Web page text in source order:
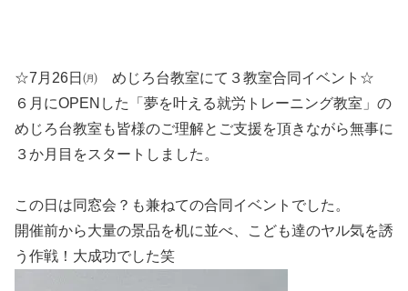
☆7月26日㈪ めじろ台教室にて３教室合同イベント☆
６月にOPENした「夢を叶える就労トレーニング教室」の
めじろ台教室も皆様のご理解とご支援を頂きながら無事に
３か月目をスタートしました。
この日は同窓会？も兼ねての合同イベントでした。
開催前から大量の景品を机に並べ、こども達のヤル気を誘
う作戦！大成功でした笑